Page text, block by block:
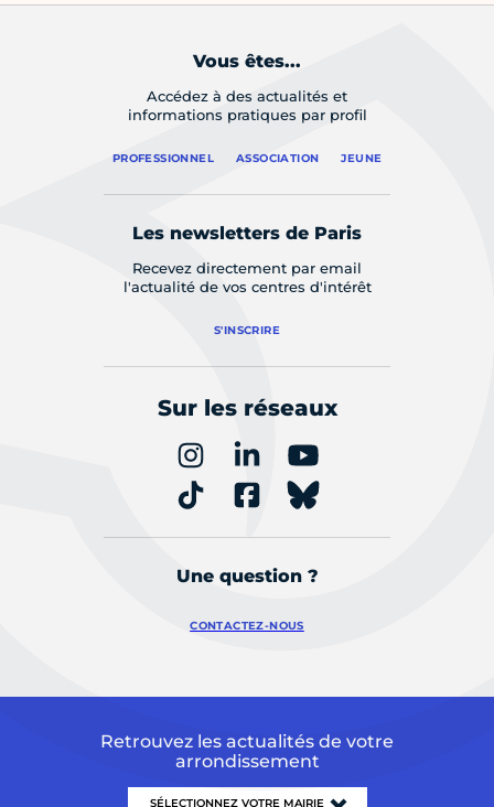
Vous êtes...
Accédez à des actualités et
informations pratiques par profil
PROFESSIONNEL ASSOCIATION JEUNE
Les newsletters de Paris
Recevez directement par email
l'actualité de vos centres d'intérêt
S'INSCRIRE
Sur les réseaux
Une question ?
CONTACTEZ-NOUS
Retrouvez les actualités de votre
arrondissement